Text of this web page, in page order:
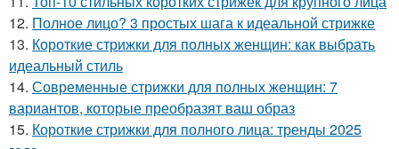
12. Полное лицо? 3 простых шага к идеальной стрижке
13. Короткие стрижки для полных женщин: как выбрать
идеальный стиль
14. Современные стрижки для полных женщин: 7
вариантов, которые преобразят ваш образ
15. Короткие стрижки для полного лица: тренды 2025